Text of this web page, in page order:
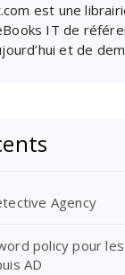
est une
IT de
et de
Agency
policy pour
AD